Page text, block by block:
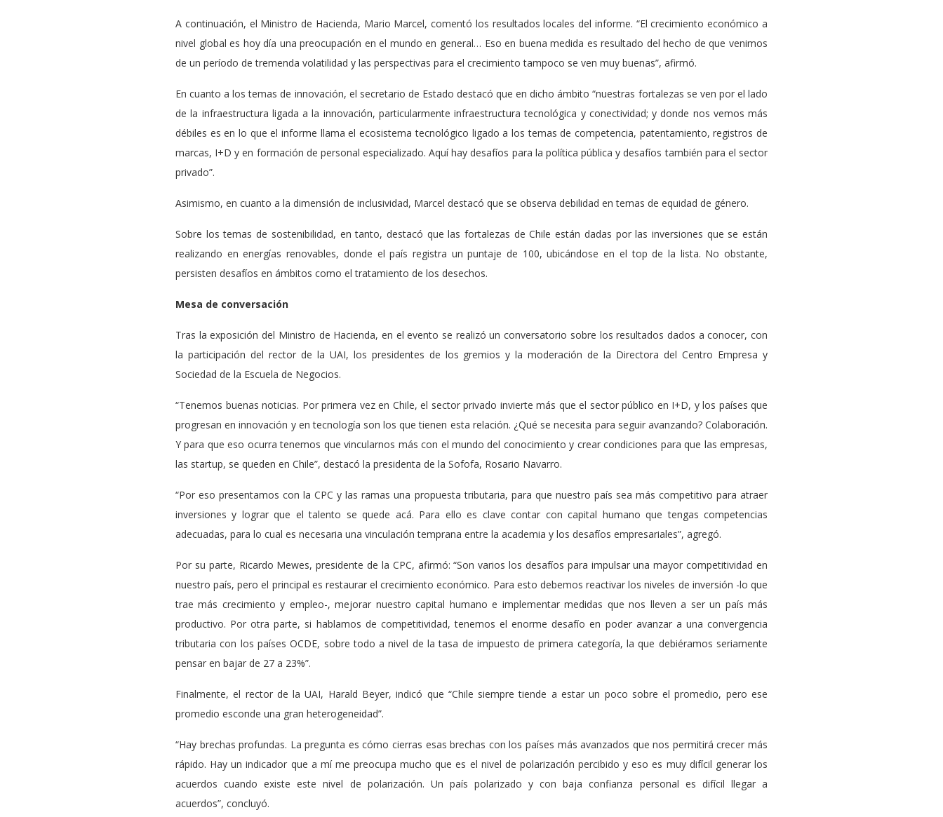
A continuación, el Ministro de Hacienda, Mario Marcel, comentó los resultados locales del informe. “El crecimiento económico a
nivel global es hoy día una preocupación en el mundo en general… Eso en buena medida es resultado del hecho de que venimos
de un período de tremenda volatilidad y las perspectivas para el crecimiento tampoco se ven muy buenas”, afirmó.
En cuanto a los temas de innovación, el secretario de Estado destacó que en dicho ámbito “nuestras fortalezas se ven por el lado
de la infraestructura ligada a la innovación, particularmente infraestructura tecnológica y conectividad; y donde nos vemos más
débiles es en lo que el informe llama el ecosistema tecnológico ligado a los temas de competencia, patentamiento, registros de
marcas, I+D y en formación de personal especializado. Aquí hay desafíos para la política pública y desafíos también para el sector
privado”.
Asimismo, en cuanto a la dimensión de inclusividad, Marcel destacó que se observa debilidad en temas de equidad de género.
Sobre los temas de sostenibilidad, en tanto, destacó que las fortalezas de Chile están dadas por las inversiones que se están
realizando en energías renovables, donde el país registra un puntaje de 100, ubicándose en el top de la lista. No obstante,
persisten desafíos en ámbitos como el tratamiento de los desechos.
Mesa de conversación
Tras la exposición del Ministro de Hacienda, en el evento se realizó un conversatorio sobre los resultados dados a conocer, con
la participación del rector de la UAI, los presidentes de los gremios y la moderación de la Directora del Centro Empresa y
Sociedad de la Escuela de Negocios.
“Tenemos buenas noticias. Por primera vez en Chile, el sector privado invierte más que el sector público en I+D, y los países que
progresan en innovación y en tecnología son los que tienen esta relación. ¿Qué se necesita para seguir avanzando? Colaboración.
Y para que eso ocurra tenemos que vincularnos más con el mundo del conocimiento y crear condiciones para que las empresas,
las startup, se queden en Chile”, destacó la presidenta de la Sofofa, Rosario Navarro.
“Por eso presentamos con la CPC y las ramas una propuesta tributaria, para que nuestro país sea más competitivo para atraer
inversiones y lograr que el talento se quede acá. Para ello es clave contar con capital humano que tengas competencias
adecuadas, para lo cual es necesaria una vinculación temprana entre la academia y los desafíos empresariales”, agregó.
Por su parte, Ricardo Mewes, presidente de la CPC, afirmó: “Son varios los desafíos para impulsar una mayor competitividad en
nuestro país, pero el principal es restaurar el crecimiento económico. Para esto debemos reactivar los niveles de inversión -lo que
trae más crecimiento y empleo-, mejorar nuestro capital humano e implementar medidas que nos lleven a ser un país más
productivo. Por otra parte, si hablamos de competitividad, tenemos el enorme desafío en poder avanzar a una convergencia
tributaria con los países OCDE, sobre todo a nivel de la tasa de impuesto de primera categoría, la que debiéramos seriamente
pensar en bajar de 27 a 23%”.
Finalmente, el rector de la UAI, Harald Beyer, indicó que “Chile siempre tiende a estar un poco sobre el promedio, pero ese
promedio esconde una gran heterogeneidad”.
“Hay brechas profundas. La pregunta es cómo cierras esas brechas con los países más avanzados que nos permitirá crecer más
rápido. Hay un indicador que a mí me preocupa mucho que es el nivel de polarización percibido y eso es muy difícil generar los
acuerdos cuando existe este nivel de polarización. Un país polarizado y con baja confianza personal es difícil llegar a
acuerdos”, concluyó.